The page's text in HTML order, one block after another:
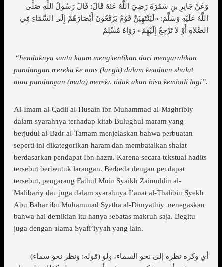
وَعَنْ جَابِرِ بنِ سَمُرَةَ رَضِيَ اللَّهُ عَنْهُ قَالَ: قَالَ رَسُولُ اللَّهِ صَلَّى
اللَّهُ عَلَيْهِ وَسَلَّمَ: «لَيَنْتَهِيَنَّ قَوْمٌ يَرْفَعُونَ أَبْصَارَهُمْ إِلَى السَّمَاءِ فِي
الصَّلاةِ أَوْ لا تَرْجِعُ إِلَيْهِمْ» رَوَاهُ مُسْلِمٌ
“hendaknya suatu kaum menghentikan dari mengarahkan
pandangan mereka ke atas (langit) dalam keadaan shalat
atau pandangan (mata) mereka tidak akan bisa kembali lagi”.
Al-Imam al-Qadli al-Husain ibn Muhammad al-Maghribiy
dalam syarahnya terhadap kitab Bulughul maram yang
berjudul al-Badr al-Tamam menjelaskan bahwa perbuatan
seperti ini dikategorikan haram dan membatalkan shalat
berdasarkan pendapat Ibn hazm. Karena secara tekstual hadits
tersebut berbentuk larangan. Berbeda dengan pendapat
tersebut, pengarang Fathul Muin Syaikh Zainuddin al-
Malibariy dan juga dalam syarahnya I’anat al-Thalibin Syekh
Abu Bahar ibn Muhammad Syatha al-Dimyathiy menegaskan
bahwa hal demikian itu hanya sebatas makruh saja. Begitu
juga dengan ulama Syafi’iyyah yang lain.
(قوله: ونظر نحو سماء) أي وكره نظره إلى نحو السماء، ولو